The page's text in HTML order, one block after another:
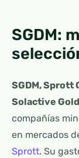
SGDM:
SGDM, Sprott
Solactive
compañías
en mercados
Sprott. Su